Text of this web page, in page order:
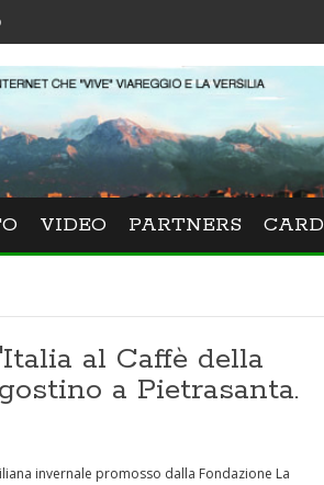
VIDEO PARTNERS CARD
al Caffè della
a Pietrasanta.
invernale promosso dalla Fondazione La